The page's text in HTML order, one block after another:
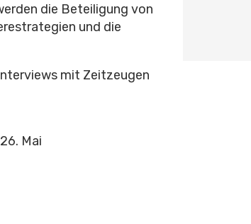
die Beteiligung von
und die
mit Zeitzeugen
Mai